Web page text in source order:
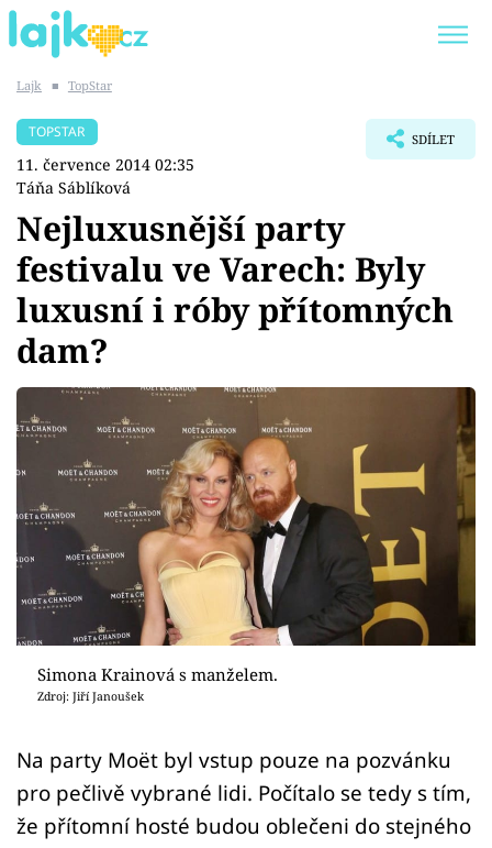
SHOPAHOLICADEL
Témata
Showbyznys
Youtubeři
Virály
Sex a vztahy
Videa
Sledujte prima+
Přihlášení
Sledujte nás
Lajk ■ TopStar
TOPSTAR
11. července 2014 02:35
Táňa Sáblíková
SDÍLET
Nejluxusnější party
festivalu ve Varech: Byly
luxusní i róby přítomných
dam?
Simona Krainová s manželem.
Zdroj: Jiří Janoušek
Na party Moët byl vstup pouze na pozvánku
pro pečlivě vybrané lidi. Počítalo se tedy s tím,
že přítomní hosté budou oblečeni do stejného